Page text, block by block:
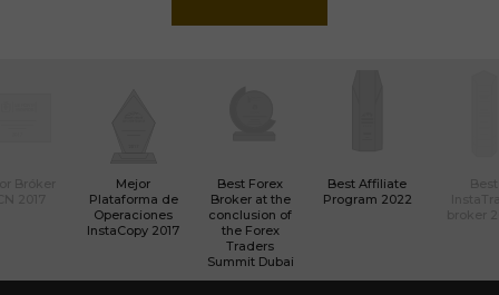
Mejor
Plataforma de
Operaciones
InstaCopy 2017
Best Forex
Broker at the
conclusion of
the Forex
Traders
Summit Dubai
Best Affiliate
Program 2022